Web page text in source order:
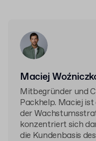
Maciej
Mitbegründer und
Packhelp. Maciej
der
konzentriert sich
die Kundenbasis